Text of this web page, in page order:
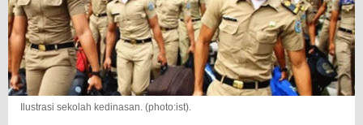
Ilustrasi sekolah kedinasan. (photo:ist).